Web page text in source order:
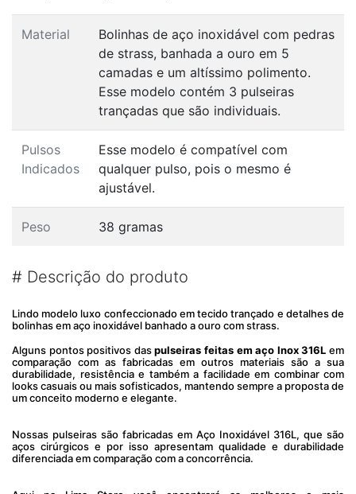
Material
Bolinhas de aço inoxidável com pedras
de strass, banhada a ouro em 5
camadas e um altíssimo polimento.
Esse modelo contém 3 pulseiras
trançadas que são individuais.
Pulsos
Indicados
Esse modelo é compatível com
qualquer pulso, pois o mesmo é
ajustável.
Peso 38 gramas
# Descrição do produto
Lindo modelo luxo confeccionado em tecido trançado e detalhes de
bolinhas em aço inoxidável banhado a ouro com strass.
Alguns pontos positivos daspulseiras feitas em aço Inox 316L em
comparação com as fabricadas em outros materiais são a sua
durabilidade, resistência e também a facilidade em combinar com
looks casuais ou mais sofisticados, mantendo sempre a proposta de
um conceito moderno e elegante.
Nossas pulseiras são fabricadas em Aço Inoxidável 316L, que são
aços cirúrgicos e por isso apresentam qualidade e durabilidade
diferenciada em comparação com a concorrência.